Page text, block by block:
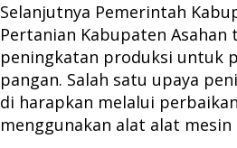
Selanjutnya Pemerintah
Pertanian Kabupaten Asahan
peningkatan produksi untuk
pangan. Salah satu upaya
di harapkan melalui
menggunakan alat alat mesin